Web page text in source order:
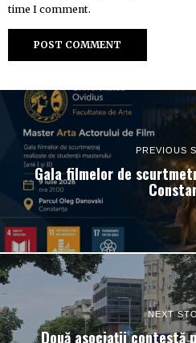
time I comment.
PREVIOUS
Gala filmelor de
NEXT
Două asociații contestă